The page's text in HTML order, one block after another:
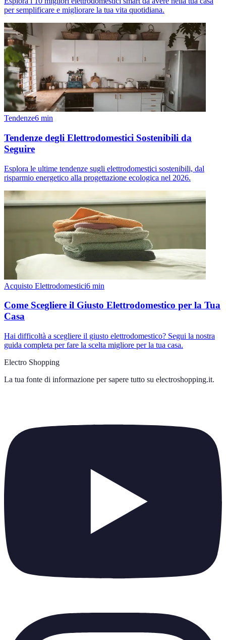
per semplificare e migliorare la tua vita quotidiana.
Tendenze6 min
Tendenze degli Elettrodomestici Sostenibili da
Seguire
Esplora le ultime tendenze sugli elettrodomestici sostenibili, dal
risparmio energetico alla progettazione ecologica nel 2026.
Acquisto Elettrodomestici6 min
Come Scegliere il Giusto Elettrodomestico per la Tua
Casa
Hai difficoltà a scegliere il giusto elettrodomestico? Segui la nostra
guida completa per fare la scelta migliore per la tua casa.
Electro Shopping
La tua fonte di informazione per sapere tutto su electroshopping.it.